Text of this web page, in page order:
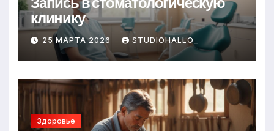
клинику
25 МАРТА 2026 STUDIOHALLO_
Здоровье